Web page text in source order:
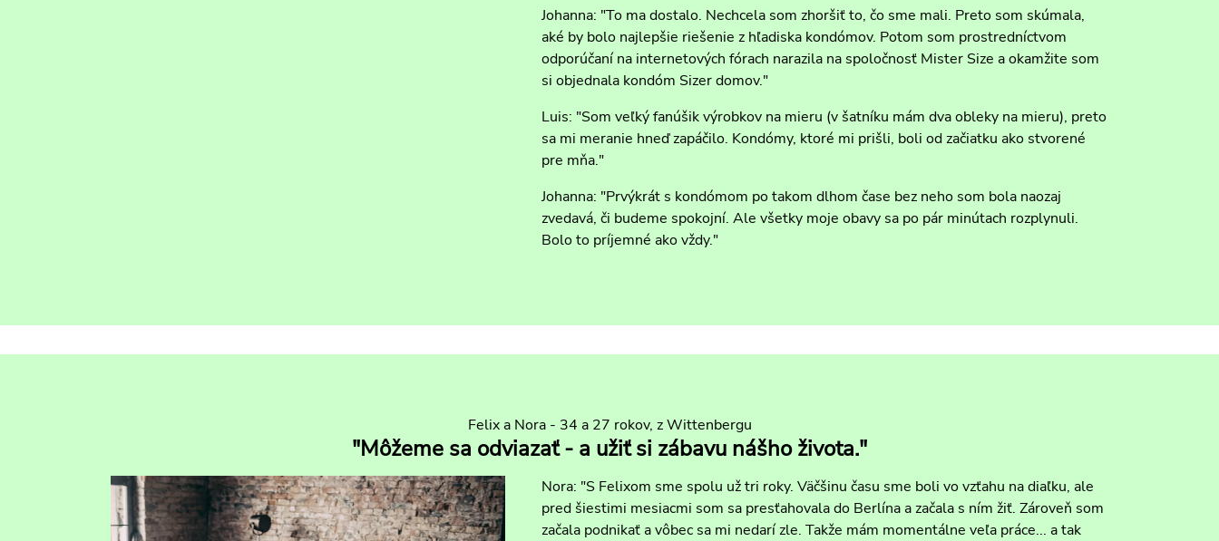
Johanna: "To ma dostalo. Nechcela som zhoršiť to, čo sme mali. Preto som skúmala,
aké by bolo najlepšie riešenie z hľadiska kondómov. Potom som prostredníctvom
odporúčaní na internetových fórach narazila na spoločnosť Mister Size a okamžite som
si objednala kondóm Sizer domov."
Luis: "Som veľký fanúšik výrobkov na mieru (v šatníku mám dva obleky na mieru), preto
sa mi meranie hneď zapáčilo. Kondómy, ktoré mi prišli, boli od začiatku ako stvorené
pre mňa."
Johanna: "Prvýkrát s kondómom po takom dlhom čase bez neho som bola naozaj
zvedavá, či budeme spokojní. Ale všetky moje obavy sa po pár minútach rozplynuli.
Bolo to príjemné ako vždy."
Felix a Nora - 34 a 27 rokov, z Wittenbergu
"Môžeme sa odviazať - a užiť si zábavu nášho života."
Nora: "S Felixom sme spolu už tri roky. Väčšinu času sme boli vo vzťahu na diaľku, ale
pred šiestimi mesiacmi som sa presťahovala do Berlína a začala s ním žiť. Zároveň som
začala podnikať a vôbec sa mi nedarí zle. Takže mám momentálne veľa práce... a tak